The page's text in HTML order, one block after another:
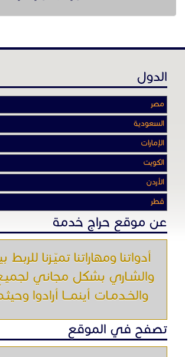
عن موقع حراج خدمة
أدواتنا ومهاراتنا تميّـزنا للربط
والشـاري بشكل مجاني
والخـدمـات أينمـــا أرادوا
تصفح في الموقع
الرئيسية
شروط الاستخدام
اتصل بنا